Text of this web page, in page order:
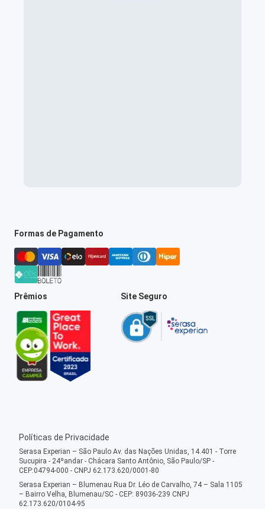
Formas de Pagamento
Prêmios Site Seguro
Políticas de Privacidade
Serasa Experian – São Paulo Av. das Nações Unidas, 14.401 - Torre
Sucupira - 24ºandar - Chácara Santo Antônio, São Paulo/SP -
CEP:04794-000 - CNPJ 62.173.620/0001-80
Serasa Experian – Blumenau Rua Dr. Léo de Carvalho, 74 – Sala 1105
– Bairro Velha, Blumenau/SC - CEP: 89036-239 CNPJ
62.173.620/0104-95